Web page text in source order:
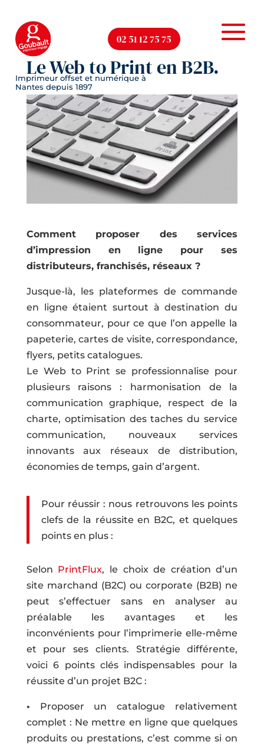
02 51 12 75 75
Le Web to Print en B2B.
Comment proposer des services
d’impression en ligne pour ses
distributeurs, franchisés, réseaux ?
Jusque-là, les plateformes de commande
en ligne étaient surtout à destination du
consommateur, pour ce que l’on appelle la
papeterie, cartes de visite, correspondance,
flyers, petits catalogues.
Le Web to Print se professionnalise pour
plusieurs raisons : harmonisation de la
communication graphique, respect de la
charte, optimisation des taches du service
communication, nouveaux services
innovants aux réseaux de distribution,
économies de temps, gain d’argent.
Pour réussir : nous retrouvons les points
clefs de la réussite en B2C, et quelques
points en plus :
Selon PrintFlux, le choix de création d’un
site marchand (B2C) ou corporate (B2B) ne
peut s’effectuer sans en analyser au
préalable les avantages et les
inconvénients pour l’imprimerie elle-même
et pour ses clients. Stratégie différente,
voici 6 points clés indispensables pour la
réussite d’un projet B2C :
• Proposer un catalogue relativement
complet : Ne mettre en ligne que quelques
produits ou prestations, c’est comme si on